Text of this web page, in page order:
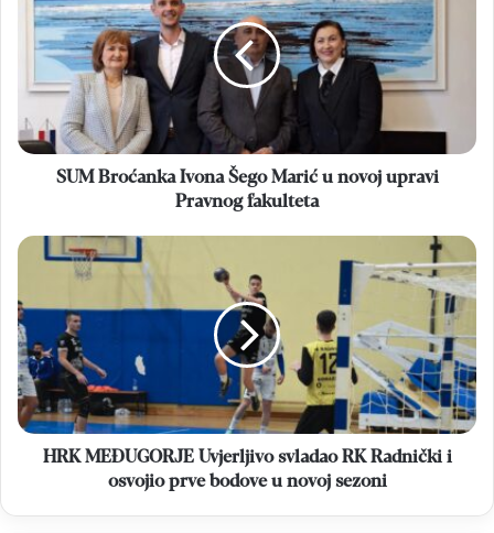
Ivona
Šego
Marić
upravi
Pravnog
fakultetaSUM Broćanka Ivona Šego Marić u novoj upravi
Pravnog fakulteta
HRK
MEĐUGORJE
svladao
RK
Radnički
i
osvojio
prve
bodove
HRK MEĐUGORJE Uvjerljivo svladao RK Radnički i
osvojio prve bodove u novoj sezoni